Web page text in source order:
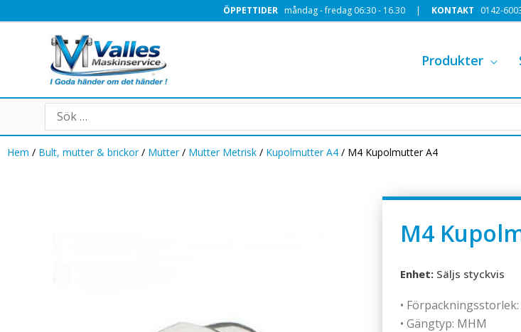
till
ÖPPETTIDER måndag - fredag 06:30 - 16.30 | KONTAKT 0142-
Produkter
Search
for:
Hem / Bult, mutter & brickor/ Mutter/ Mutter Metrisk / Kupolmutter A4 / M4 Kupolmutter A4
M4
Enhet: Säljs styckvis
•
• Gängtyp: MHM